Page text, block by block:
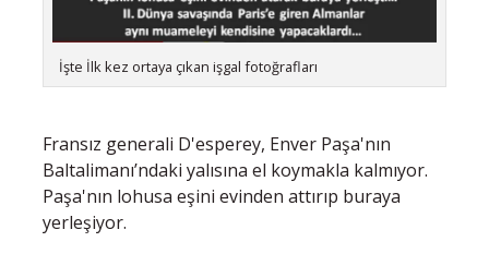
İşte İlk kez ortaya çıkan işgal fotoğrafları
Fransız generali D'esperey, Enver Paşa'nın
Baltalimanı’ndaki yalısına el koymakla kalmıyor.
Paşa'nın lohusa eşini evinden attırıp buraya
yerleşiyor.